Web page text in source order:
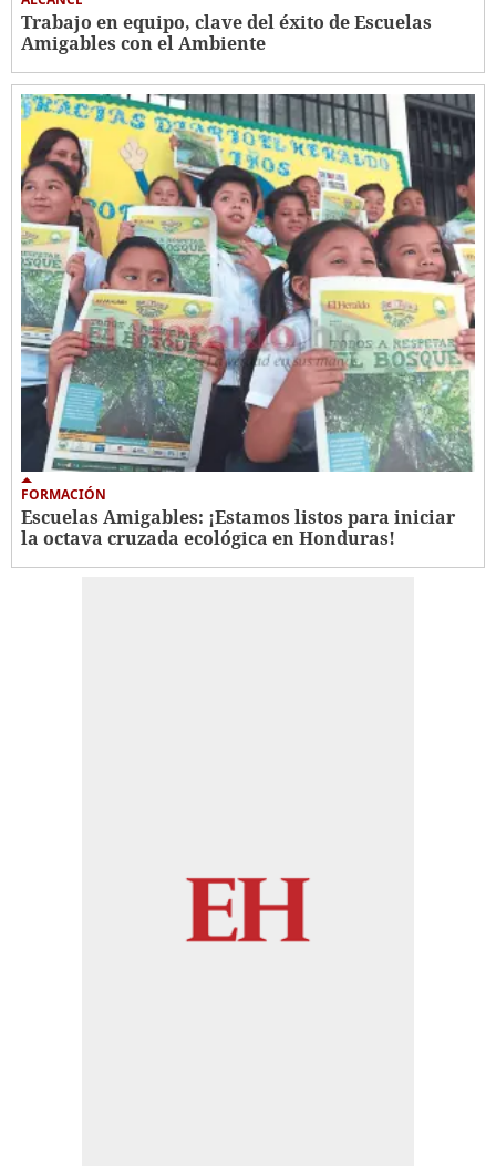
Trabajo en equipo, clave del éxito de Escuelas
Amigables con el Ambiente
FORMACIÓN
Escuelas Amigables: ¡Estamos listos para iniciar
la octava cruzada ecológica en Honduras!